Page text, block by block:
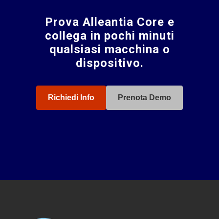
Prova Alleantia Core e
collega in pochi minuti
qualsiasi macchina o
dispositivo.
Richiedi Info Prenota Demo